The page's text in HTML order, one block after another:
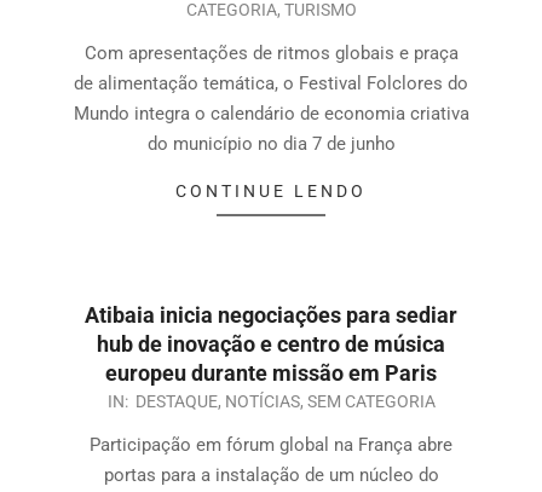
CATEGORIA, TURISMO
Com apresentações de ritmos globais e praça
de alimentação temática, o Festival Folclores do
Mundo integra o calendário de economia criativa
do município no dia 7 de junho
CONTINUE LENDO
Atibaia inicia negociações para sediar
hub de inovação e centro de música
europeu durante missão em Paris
IN: DESTAQUE, NOTÍCIAS, SEM CATEGORIA
Participação em fórum global na França abre
portas para a instalação de um núcleo do